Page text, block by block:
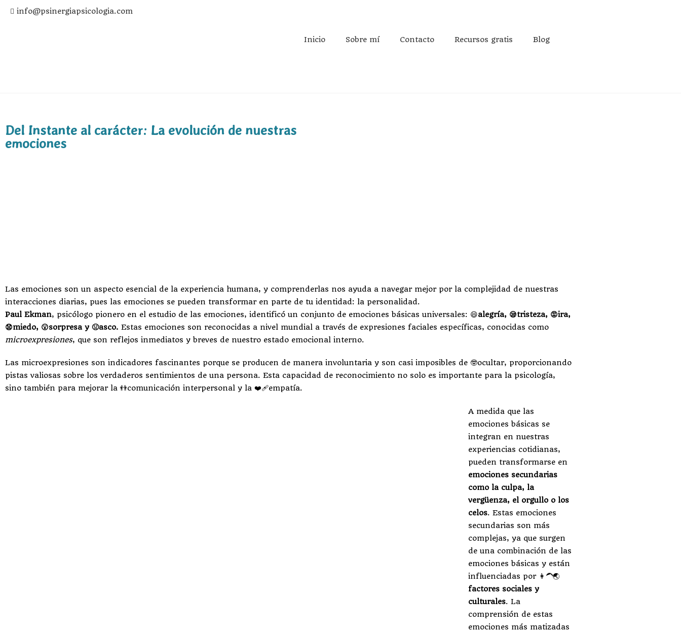
info@psinergiapsicologia.com
Inicio Sobre mí Contacto Recursos gratis Blog
Del Instante al carácter: La evolución de nuestras
emociones
Las emociones son un aspecto esencial de la experiencia humana, y comprenderlas nos ayuda a navegar mejor por la complejidad de nuestras
interacciones diarias, pues las emociones se pueden transformar en parte de tu identidad: la personalidad.
Paul Ekman, psicólogo pionero en el estudio de las emociones, identificó un conjunto de emociones básicas universales: 😄alegría, 😪tristeza, 😡ira,
😧miedo, 😮sorpresa y 🤢asco. Estas emociones son reconocidas a nivel mundial a través de expresiones faciales específicas, conocidas como
microexpresiones, que son reflejos inmediatos y breves de nuestro estado emocional interno.
Las microexpresiones son indicadores fascinantes porque se producen de manera involuntaria y son casi imposibles de 🤓ocultar, proporcionando
pistas valiosas sobre los verdaderos sentimientos de una persona. Esta capacidad de reconocimiento no solo es importante para la psicología,
sino también para mejorar la 👬comunicación interpersonal y la ❤️‍🩹empatía.
A medida que las
emociones básicas se
integran en nuestras
experiencias cotidianas,
pueden transformarse en
emociones secundarias
como la culpa, la
vergüenza, el orgullo o los
celos. Estas emociones
secundarias son más
complejas, ya que surgen
de una combinación de las
emociones básicas y están
influenciadas por 👩‍🦱🌏
factores sociales y
culturales. La
comprensión de estas
emociones más matizadas